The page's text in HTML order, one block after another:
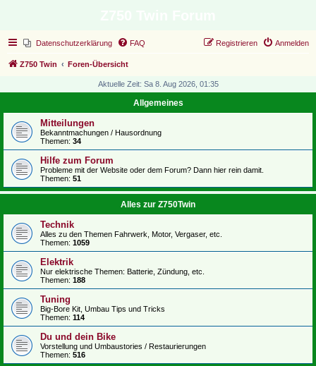
Datenschutzerklärung FAQ Anmelden
Registrieren
Z750 Twin Foren-Übersicht
Aktuelle Zeit: Sa 8. Aug 2026, 01:35
Allgemeines
Mitteilungen
Bekanntmachungen / Hausordnung
Themen: 34
Hilfe zum Forum
Probleme mit der Website oder dem Forum? Dann hier rein damit.
Themen: 51
Alles zur Z750Twin
Technik
Alles zu den Themen Fahrwerk, Motor, Vergaser, etc.
Themen: 1059
Elektrik
Nur elektrische Themen: Batterie, Zündung, etc.
Themen: 188
Tuning
Big-Bore Kit, Umbau Tips und Tricks
Themen: 114
Du und dein Bike
Vorstellung und Umbaustories / Restaurierungen
Themen: 516